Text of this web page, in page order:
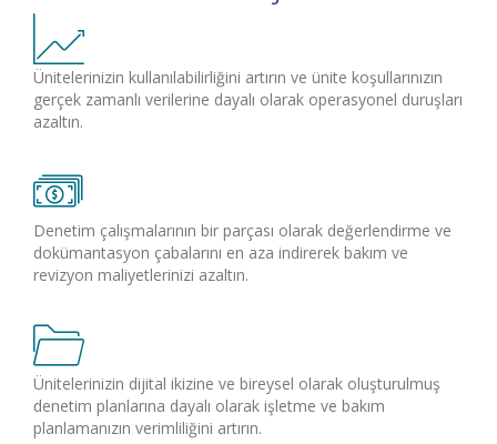
Ünitelerinizin kullanılabilirliğini artırın ve ünite koşullarınızın
gerçek zamanlı verilerine dayalı olarak operasyonel duruşları
azaltın.
Denetim çalışmalarının bir parçası olarak değerlendirme ve
dokümantasyon çabalarını en aza indirerek bakım ve
revizyon maliyetlerinizi azaltın.
Ünitelerinizin dijital ikizine ve bireysel olarak oluşturulmuş
denetim planlarına dayalı olarak işletme ve bakım
planlamanızın verimliliğini artırın.